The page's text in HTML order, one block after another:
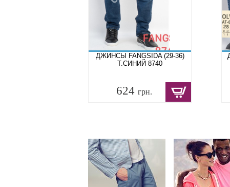
ДЖИНСЫ FANGSIDA (29-36)
Т.СИНИЙ 8740
624 грн.